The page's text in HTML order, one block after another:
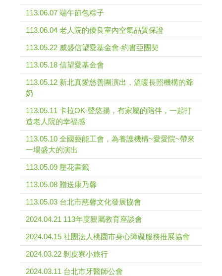
113.06.07 端午節包粽子
113.06.04 老人院的優良室內空氣品質保證
113.05.22 威盛信望愛基金會-約書亞團契
113.05.18 信望愛基金會
113.05.12 新北真愛慈善團演出，溫暖長照機構的爺
奶
113.05.11 卡拉OK-聲悠揚，有家屬的陪伴，一起打
造老人院的幸福感
113.05.10 全國藝能工會，為養護機構~愛愛院~帶來
一場盛大的演出
113.05.09 壓花書籤
113.05.08 贈送康乃馨
113.05.03 台北市慈馨文化發展協會
2024.04.21 113年度親屬教育座談會
2024.04.15 社團法人桃園市身心障礙服務推展協會
2024.03.22 剝皮寮小旅行
2024.03.11 台北市牙醫師公會